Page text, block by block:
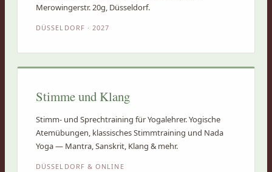
Merowingerstr. 20g, Düsseldorf.
DÜSSELDORF · 2027
Stimme und Klang
Stimm- und Sprechtraining für Yogalehrer. Yogische
Atemübungen, klassisches Stimmtraining und Nada
Yoga — Mantra, Sanskrit, Klang & mehr.
DÜSSELDORF & ONLINE